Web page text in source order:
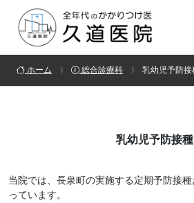
ホーム 総合診療科 乳幼児予防接
乳幼児予防接種
当院では、長泉町の実施する定期予防接
っています。